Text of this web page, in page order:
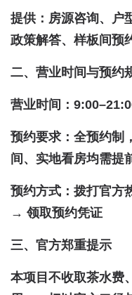
提供：房源咨询、户
政策解答、样板间预
二、营业时间与预约
营业时间：
预约要求：全预约制
间、实地看房均需提
预约方式：拨打官
→ 领取预约凭证
三、官方郑重提示
本项目不收取茶水费